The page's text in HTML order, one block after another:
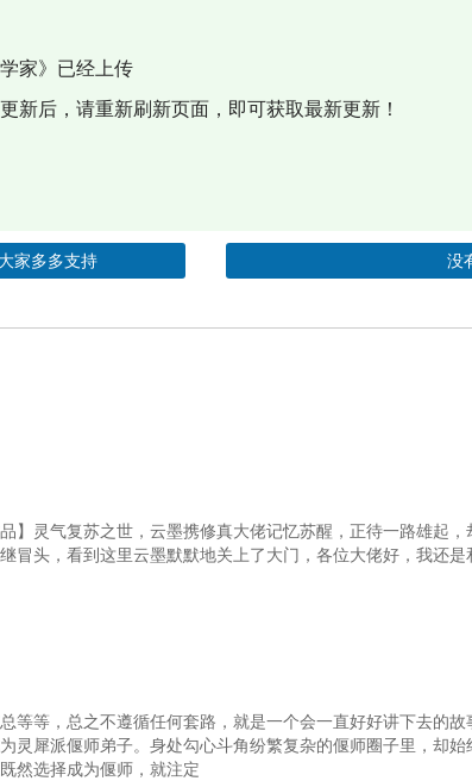
家》已经上传
新后，请重新刷新页面，即可获取最新更新！
家多多支持 没
】灵气复苏之世，云墨携修真大佬记忆苏醒，正待一路雄起
冒头，看到这里云墨默默地关上了大门，各位大佬好，我还是
等等，总之不遵循任何套路，就是一个会一直好好讲下去的
灵犀派偃师弟子。身处勾心斗角纷繁复杂的偃师圈子里，却
然选择成为偃师，就注定